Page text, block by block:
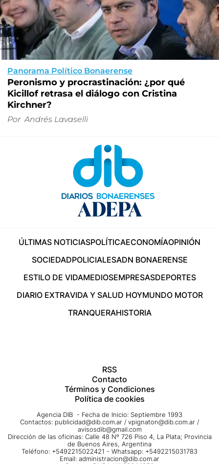
Panorama Político Bonaerense
Peronismo y procrastinación: ¿por qué
Kicillof retrasa el diálogo con Cristina
Kirchner?
Por Andrés Lavaselli
ÚLTIMAS NOTICIASPOLÍTICAECONOMÍAOPINIÓN
SOCIEDADPOLICIALESADN BONAERENSE
ESTILO DE VIDAMEDIOSEMPRESASDEPORTES
DIARIO EXTRAVIDA Y SALUD HOYMUNDO MOTOR
TRANQUERAHISTORIA
RSS
Contacto
Términos y Condiciones
Política de cookies
Agencia DIB - Fecha de Inicio: Septiembre 1993
Contactos: publicidad@dib.com.ar / vpignaton@dib.com.ar /
avisosdib@gmail.com
Dirección de las oficinas: Calle 48 Nº 726 Piso 4, La Plata; Provincia
de Buenos Aires, Argentina
Teléfono: +5492215022421 - Whatsapp: +5492215031783
Email: administracion@dib.com.ar